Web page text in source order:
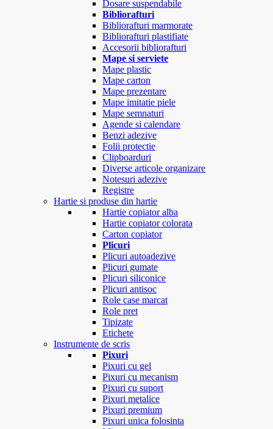
Dosare suspendabile
Bibliorafturi
Bibliorafturi marmorate
Bibliorafturi plastifiate
Accesorii bibliorafturi
Mape si serviete
Mape plastic
Mape carton
Mape prezentare
Mape imitatie piele
Mape semnaturi
Agende si calendare
Benzi adezive
Folii protectie
Clipboarduri
Diverse articole organizare
Notesuri adezive
Registre
Hartie si produse din hartie
Hartie copiator alba
Hartie copiator colorata
Carton copiator
Plicuri
Plicuri autoadezive
Plicuri gumate
Plicuri siliconice
Plicuri antisoc
Role case marcat
Role pret
Tipizate
Etichete
Instrumente de scris
Pixuri
Pixuri cu gel
Pixuri cu mecanism
Pixuri cu suport
Pixuri metalice
Pixuri premium
Pixuri unica folosinta